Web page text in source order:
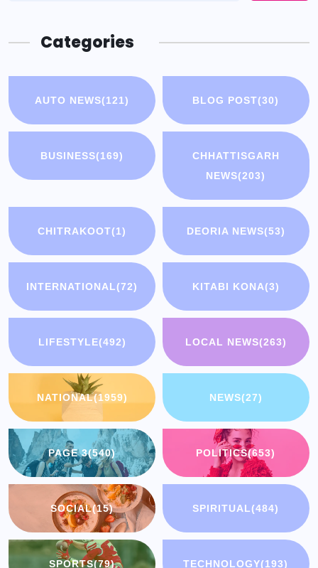
Categories
AUTO NEWS(121) BLOG POST(30)
BUSINESS(169)
CHHATTISGARH
NEWS(203)
CHITRAKOOT(1) DEORIA NEWS(53)
INTERNATIONAL(72) KITABI KONA(3)
LIFESTYLE(492) LOCAL NEWS(263)
NATIONAL(1959) NEWS(27)
PAGE 3(540) POLITICS(653)
SOCIAL(15) SPIRITUAL(484)
SPORTS(79) TECHNOLOGY(193)